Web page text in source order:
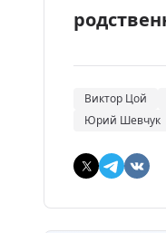
Виктор Цой
Юрий Шевчук